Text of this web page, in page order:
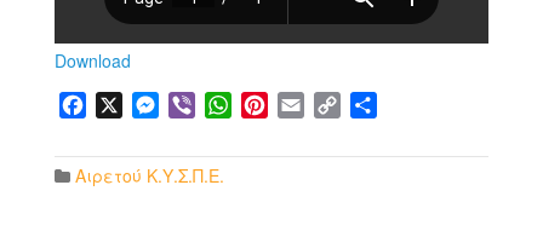
Download
Facebook Messenger
Viber WhatsApp
Pinterest
Email Copy
Αιρετού Κ.Υ.Σ.Π.Ε.